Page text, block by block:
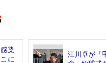
染
に
江川卓が「